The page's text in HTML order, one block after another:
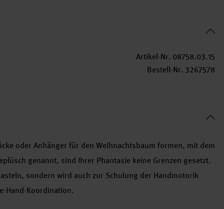
Artikel-Nr. 08758.03.15
Bestell-Nr. 3267578
oder Anhänger für den Weihnachtsbaum formen, mit dem
genannt, sind Ihrer Phantasie keine Grenzen gesetzt.
sondern wird auch zur Schulung der Handmotorik
Hand-Koordination.